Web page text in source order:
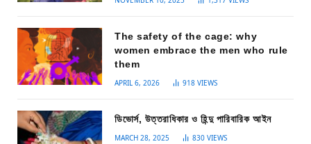
The safety of the cage: why
women embrace the men who rule
them
APRIL 6, 2026 918 VIEWS
ডিভোর্স, উত্তরাধিকার ও হিন্দু পারিবারিক আইন
MARCH 28, 2025 830 VIEWS